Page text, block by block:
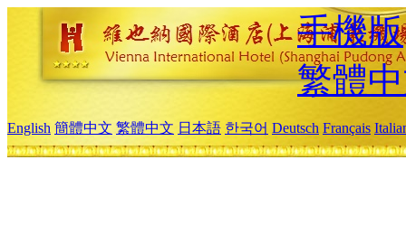
手機版
繁體
English 簡體中文 繁體中文 日本語 한국어 Deutsch Français